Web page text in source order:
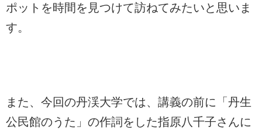
ポットを時間を見つけて訪ねてみたいと思いま
す。
また、今回の丹渓大学では、講義の前に「丹生
公民館のうた」の作詞をした指原八千子さんに